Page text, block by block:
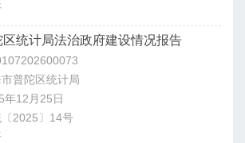
统计局法治政府建设情况报告
普陀区统计局
年12月25日
2025〕14号